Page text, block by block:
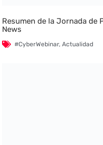
Resumen de la Jornada de
News
#CyberWebinar,Actualidad